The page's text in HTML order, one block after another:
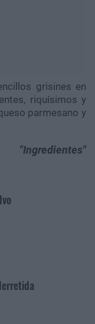
grisines en
riquísimos y
parmesano y
Ingredientes